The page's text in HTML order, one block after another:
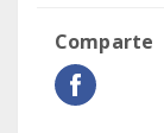
Comparte